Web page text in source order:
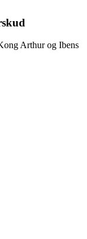
Arthur og Ibens